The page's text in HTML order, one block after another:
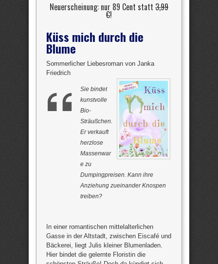
Neuerscheinung: nur 89 Cent statt 3,99
€!
Küss mich durch die
Blume
Sommerlicher Liebesroman von Janka
Friedrich
Sie bindet
kunstvolle
Bio-
Sträußchen.
Er verkauft
herzlose
Massenwar
e zu
Dumpingpreisen. Kann ihre
Anziehung zueinander Knospen
treiben?
In einer romantischen mittelalterlichen
Gasse in der Altstadt, zwischen Eiscafé und
Bäckerei, liegt Julis kleiner Blumenladen.
Hier bindet die gelernte Floristin die